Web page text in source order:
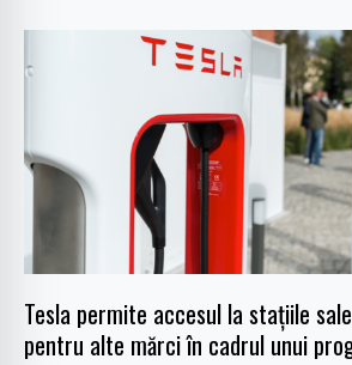
Tesla permite accesul la stațiile
pentru alte mărci în cadrul unui
permite
stațiile
încărcare
pentru
alte